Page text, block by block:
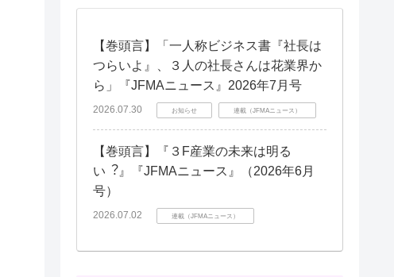
【巻頭言】「一人称ビジネス書『社長は
つらいよ』、３人の社長さんは花業界か
ら」『JFMAニュース』2026年7月号
2026.07.30 お知らせ 連載（JFMAニュース）
【巻頭言】『３F産業の未来は明る
い︖』『JFMAニュース』（2026年6月
号）
2026.07.02 連載（JFMAニュース）